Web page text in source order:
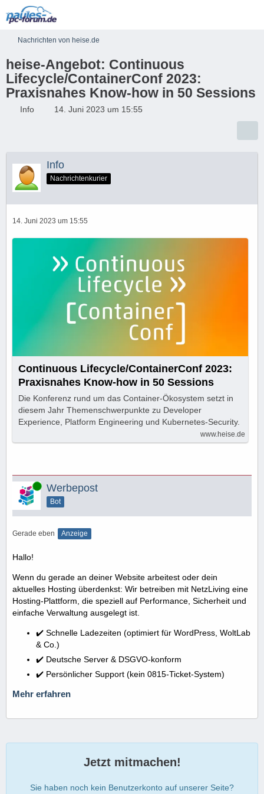
Nachrichten von heise.de
heise-Angebot: Continuous
Lifecycle/ContainerConf 2023:
Praxisnahes Know-how in 50 Sessions
Info 14. Juni 2023 um 15:55
Info
Nachrichtenkurier
14. Juni 2023 um 15:55
Continuous Lifecycle/ContainerConf 2023:
Praxisnahes Know-how in 50 Sessions
Die Konferenz rund um das Container-Ökosystem setzt in
diesem Jahr Themenschwerpunkte zu Developer
Experience, Platform Engineering und Kubernetes-Security.
www.heise.de
Online Werbepost
Bot
Gerade eben Anzeige
Hallo!
Wenn du gerade an deiner Website arbeitest oder dein
aktuelles Hosting überdenkst: Wir betreiben mit NetzLiving eine
Hosting-Plattform, die speziell auf Performance, Sicherheit und
einfache Verwaltung ausgelegt ist.
✔️ Schnelle Ladezeiten (optimiert für WordPress, WoltLab
& Co.)
✔️ Deutsche Server & DSGVO-konform
✔️ Persönlicher Support (kein 0815-Ticket-System)
Mehr erfahren
Jetzt mitmachen!
Sie haben noch kein Benutzerkonto auf unserer Seite?